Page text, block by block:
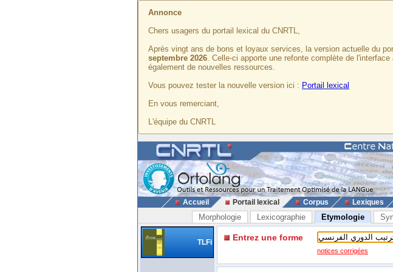
Annonce
Chers usagers du portail lexical du CNRTL,
Après vingt ans de bons et loyaux services, la version actuelle du
septembre 2026. Celle-ci apporte une refonte complète de
également de nouvelles ressources.
Vous pouvez tester la nouvelle version ici : Portail lexical
En vous remerciant,
L'équipe du CNRTL
Accueil Portail lexical Corpus Lexiques
Morphologie Lexicographie Etymologie
TLFi Entrez une forme
notices corrigées